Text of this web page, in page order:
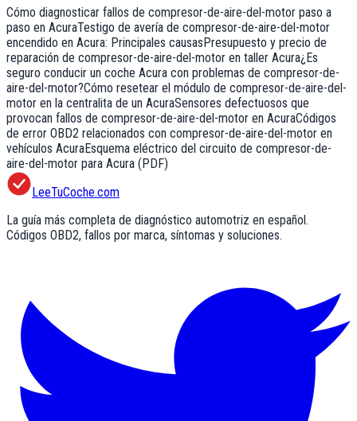
Cómo diagnosticar fallos de compresor-de-aire-del-motor paso a
paso en AcuraTestigo de avería de compresor-de-aire-del-motor
encendido en Acura: Principales causasPresupuesto y precio de
reparación de compresor-de-aire-del-motor en taller Acura¿Es
seguro conducir un coche Acura con problemas de compresor-de-
aire-del-motor?Cómo resetear el módulo de compresor-de-aire-del-
motor en la centralita de un AcuraSensores defectuosos que
provocan fallos de compresor-de-aire-del-motor en AcuraCódigos
de error OBD2 relacionados con compresor-de-aire-del-motor en
vehículos AcuraEsquema eléctrico del circuito de compresor-de-
aire-del-motor para Acura (PDF)
LeeTuCoche.com
La guía más completa de diagnóstico automotriz en español.
Códigos OBD2, fallos por marca, síntomas y soluciones.